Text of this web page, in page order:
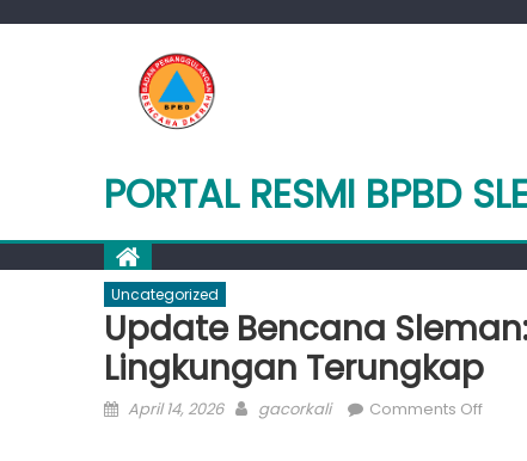
PORTAL RESMI BPBD
Uncategorized
Update Bencana
Lingkungan Terungkap
Posted
April 14, 2026 Author
gacorkali Comments Offon